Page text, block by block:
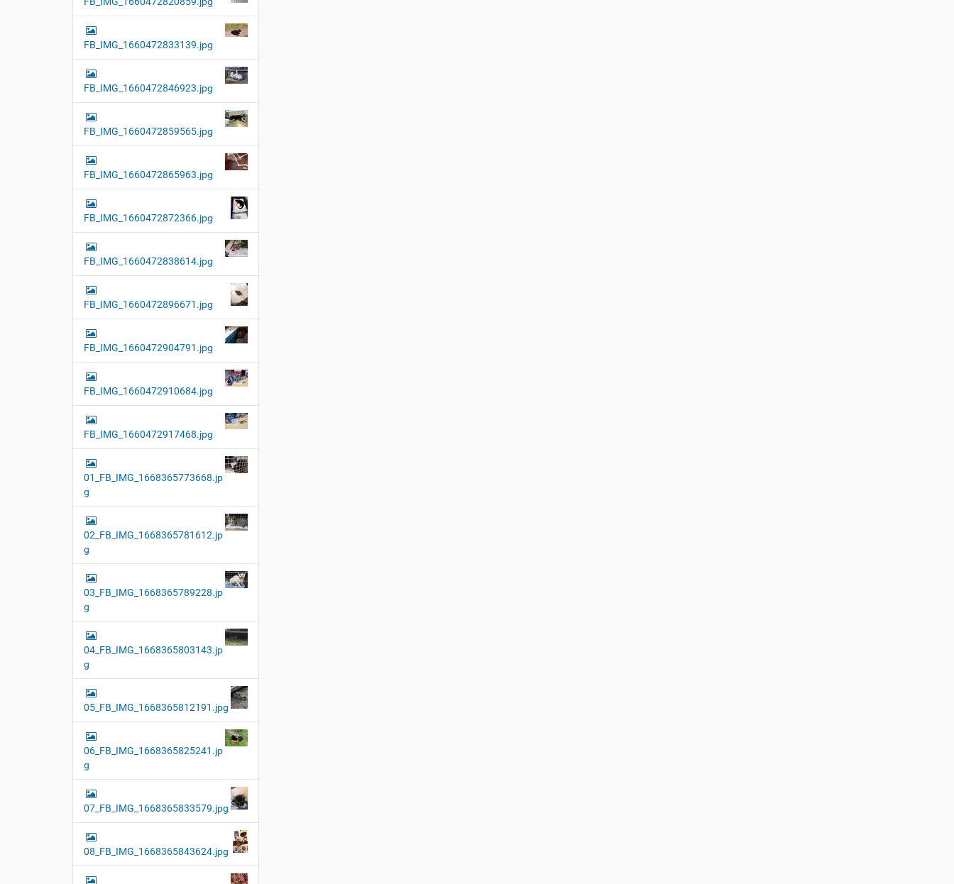
FB_IMG_1660472833139.jpg
FB_IMG_1660472846923.jpg
FB_IMG_1660472859565.jpg
FB_IMG_1660472865963.jpg
FB_IMG_1660472872366.jpg
FB_IMG_1660472838614.jpg
FB_IMG_1660472896671.jpg
FB_IMG_1660472904791.jpg
FB_IMG_1660472910684.jpg
FB_IMG_1660472917468.jpg
01_FB_IMG_1668365773668.jp
g
02_FB_IMG_1668365781612.jp
g
03_FB_IMG_1668365789228.jp
g
04_FB_IMG_1668365803143.jp
g
05_FB_IMG_1668365812191.jpg
06_FB_IMG_1668365825241.jp
g
07_FB_IMG_1668365833579.jpg
08_FB_IMG_1668365843624.jpg